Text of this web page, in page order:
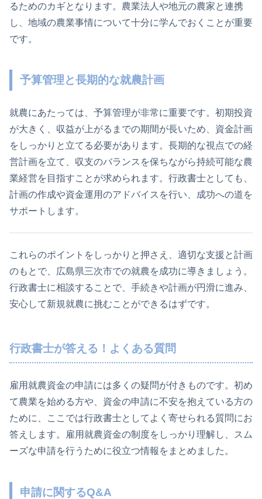
るためのカギとなります。農業法人や地元の農家と連携
し、地域の農業事情について十分に学んでおくことが重要
です。
予算管理と長期的な就農計画
就農にあたっては、予算管理が非常に重要です。初期投資
が大きく、収益が上がるまでの期間が長いため、資金計画
をしっかりと立てる必要があります。長期的な視点での経
営計画を立て、収支のバランスを保ちながら持続可能な農
業経営を目指すことが求められます。行政書士としても、
計画の作成や資金運用のアドバイスを行い、成功への道を
サポートします。
これらのポイントをしっかりと押さえ、適切な支援と計画
のもとで、広島県三次市での就農を成功に導きましょう。
行政書士に相談することで、手続きや計画が円滑に進み、
安心して新規就農に挑むことができるはずです。
行政書士が答える！よくある質問
雇用就農資金の申請には多くの疑問が付きものです。初め
て農業を始める方や、資金の申請に不安を抱えている方の
ために、ここでは行政書士としてよく寄せられる質問にお
答えします。雇用就農資金の制度をしっかり理解し、スム
ーズな申請を行うために役立つ情報をまとめました。
申請に関するQ&A